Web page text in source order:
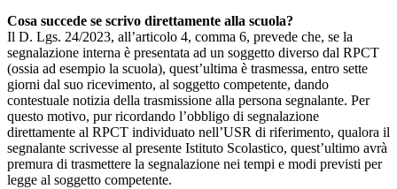
Cosa succede se scrivo direttamente alla scuola?
Il D. Lgs. 24/2023, all’articolo 4, comma 6, prevede che, se la
segnalazione interna è presentata ad un soggetto diverso dal RPCT
(ossia ad esempio la scuola), quest’ultima è trasmessa, entro sette
giorni dal suo ricevimento, al soggetto competente, dando
contestuale notizia della trasmissione alla persona segnalante. Per
questo motivo, pur ricordando l’obbligo di segnalazione
direttamente al RPCT individuato nell’USR di riferimento, qualora il
segnalante scrivesse al presente Istituto Scolastico, quest’ultimo avrà
premura di trasmettere la segnalazione nei tempi e modi previsti per
legge al soggetto competente.